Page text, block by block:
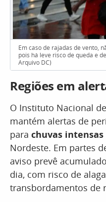
Em caso de rajadas de vento,
pois há leve risco de queda e
Arquivo DC)
Regiões em
O Instituto Nacional
mantém alertas de
para chuvas intensas
Nordeste. Em partes
aviso prevê
dia, com risco de
transbordamentos de